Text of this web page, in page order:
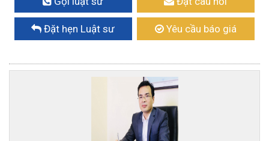
Đặt hẹn Luật sư Yêu cầu báo giá